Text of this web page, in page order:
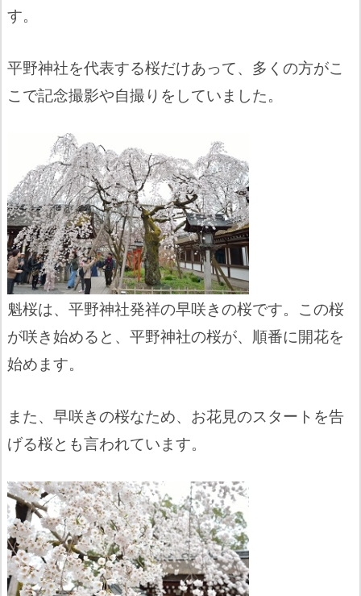
す。
平野神社を代表する桜だけあって、多くの方がこ
こで記念撮影や自撮りをしていました。
魁桜は、平野神社発祥の早咲きの桜です。この桜
が咲き始めると、平野神社の桜が、順番に開花を
始めます。
また、早咲きの桜なため、お花見のスタートを告
げる桜とも言われています。